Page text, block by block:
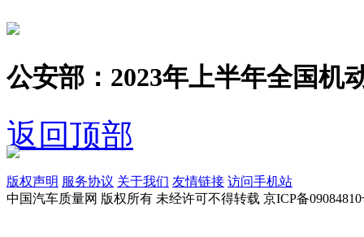
公安部：2023年上半年全国机
返回顶部
版权声明 服务协议 关于我们 友情链接 访问手机站
中国汽车质量网 版权所有 未经许可不得转载 京ICP备09084810